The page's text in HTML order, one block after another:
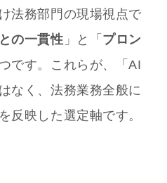
法務部門の現場視点で
の一貫性 」と「 プロン
です。これらが、「AI
なく、法務業務全般に
反映した選定軸です。